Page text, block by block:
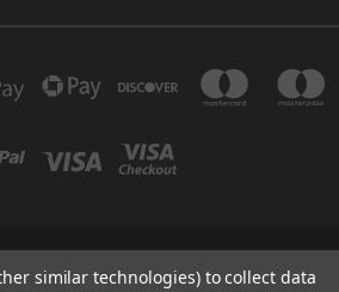
31, 6710 ESBJERG V DENMARK
similar technologies) to collect data